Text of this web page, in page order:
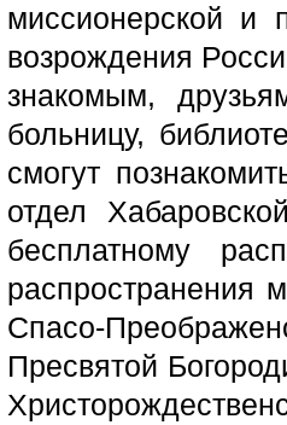
миссионерской и
возрождения
знакомым,
больницу,
смогут
отдел
бесплатному
распространения
Спасо-
Пресвятой